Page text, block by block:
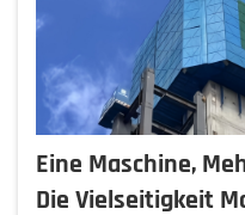
Eine Maschine,
Die Vielseitigkeit